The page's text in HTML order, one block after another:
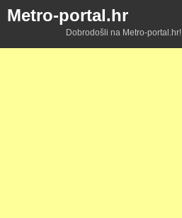
Metro-portal.hr
Dobrodošli na Metro-portal.hr!